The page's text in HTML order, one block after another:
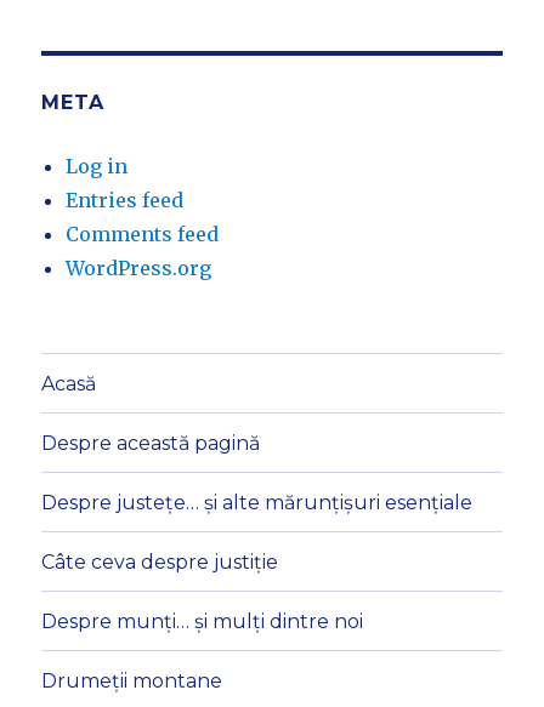
META
Log in
Entries feed
Comments feed
WordPress.org
Acasă
Despre această pagină
Despre justețe… și alte mărunțișuri esențiale
Câte ceva despre justiție
Despre munți… și mulți dintre noi
Drumeții montane